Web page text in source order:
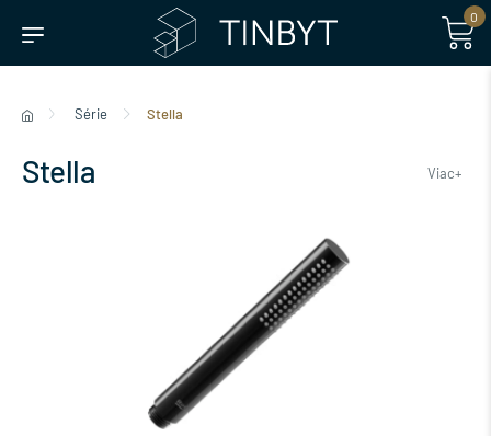
0
Série Stella
Stella Viac+